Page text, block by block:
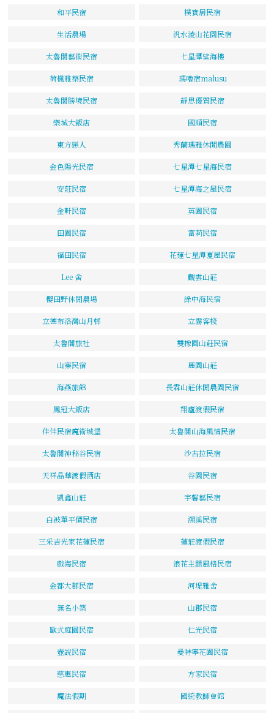
和平民宿 樸實居民宿
生活農場 汎水淩山花園民宿
太魯閣藝術民宿 七星潭望海樓
荷楓雅築民宿 瑪嚕宿malusu
太魯閣勝境民宿 靜思優質民宿
樂城大飯店 國順民宿
東方戀人 秀蘭瑪雅休閒農園
金色陽光民宿 七星潭七星海民宿
安莊民宿 七星潭海之屋民宿
金軒民宿 英園民宿
田園民宿 富莉民宿
福田民宿 花蓮七星潭夏屋民宿
Lee 舍 觀雲山莊
櫻田野休閒農場 綠中海民宿
立德布洛灣山月邨 立霧客棧
太魯閣旅社 雙橡園山莊民宿
山寨民宿 麗園山莊
海燕旅館 長霖山莊休閒農園民宿
鳳冠大飯店 翔廬渡假民宿
佳佳民宿魔術城堡 太魯閣山海風情民宿
太魯閣神秘谷民宿 沙古拉民宿
天祥晶華渡假酒店 谷園民宿
凱鑫山莊 宇馨藝民宿
白被單平價民宿 溯溪民宿
三采吉光家花蓮民宿 蓮莊渡假民宿
戲海民宿 浪花主題風格民宿
金都大郡民宿 河堤雅舍
無名小築 山郡民宿
歐式庭園民宿 仁光民宿
壺說民宿 曼特寧花園民宿
慈惠民宿 方家民宿
魔法假期 國統教師會館